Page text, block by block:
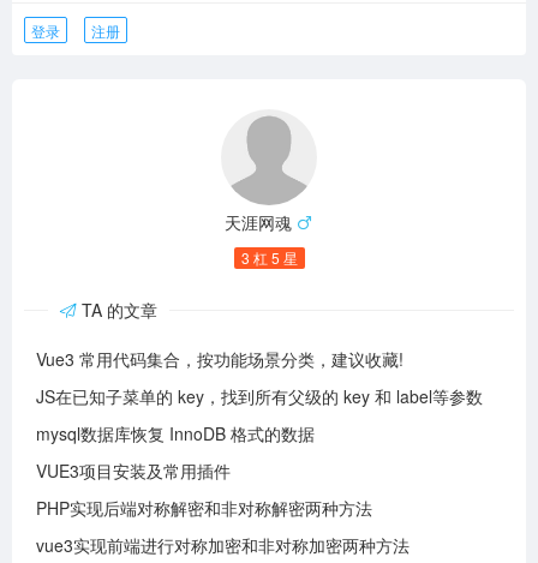
const result = getMenuParents(menuOptio
ns, 'user-list')
ntLabels.join(' > '))
  // 输出: 父级labels: 用户管理
登录 注册
天涯网魂
3 杠 5 星
TA 的文章
Vue3 常用代码集合，按功能场景分类，建议收藏!
JS在已知子菜单的 key，找到所有父级的 key 和 label等参数
mysql数据库恢复 InnoDB 格式的数据
VUE3项目安装及常用插件
PHP实现后端对称解密和非对称解密两种方法
vue3实现前端进行对称加密和非对称加密两种方法